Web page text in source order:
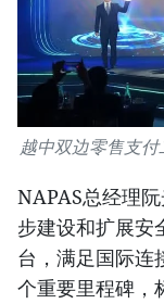
越中双边零售支
NAPAS总经理
步建设和扩展安
台，满足国际连
个重要里程碑，